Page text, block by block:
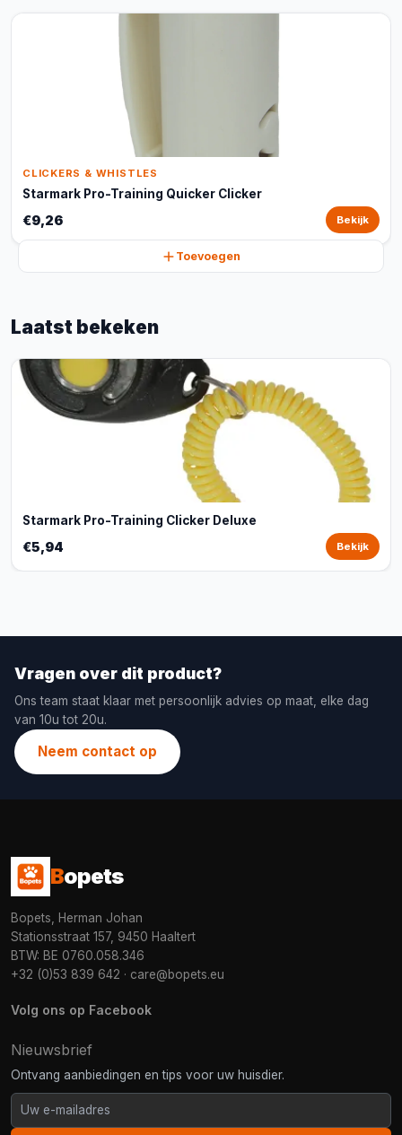
CLICKERS & WHISTLES
Starmark Pro-Training Quicker Clicker
€9,26 Bekijk
Toevoegen
Laatst bekeken
Starmark Pro-Training Clicker Deluxe
€5,94 Bekijk
Vragen over dit product?
Ons team staat klaar met persoonlijk advies op maat, elke dag
van 10u tot 20u.
Neem contact op
Bopets
Bopets, Herman Johan
Stationsstraat 157, 9450 Haaltert
BTW: BE 0760.058.346
+32 (0)53 839 642 · care@bopets.eu
Volg ons op Facebook
Nieuwsbrief
Ontvang aanbiedingen en tips voor uw huisdier.